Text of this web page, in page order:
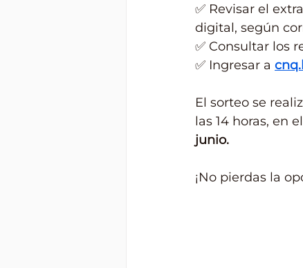
✅ Revisar el
digital, según
✅ Consultar los
✅ Ingresar a
El sorteo se
las 14 horas, en
junio.
¡No pierdas la